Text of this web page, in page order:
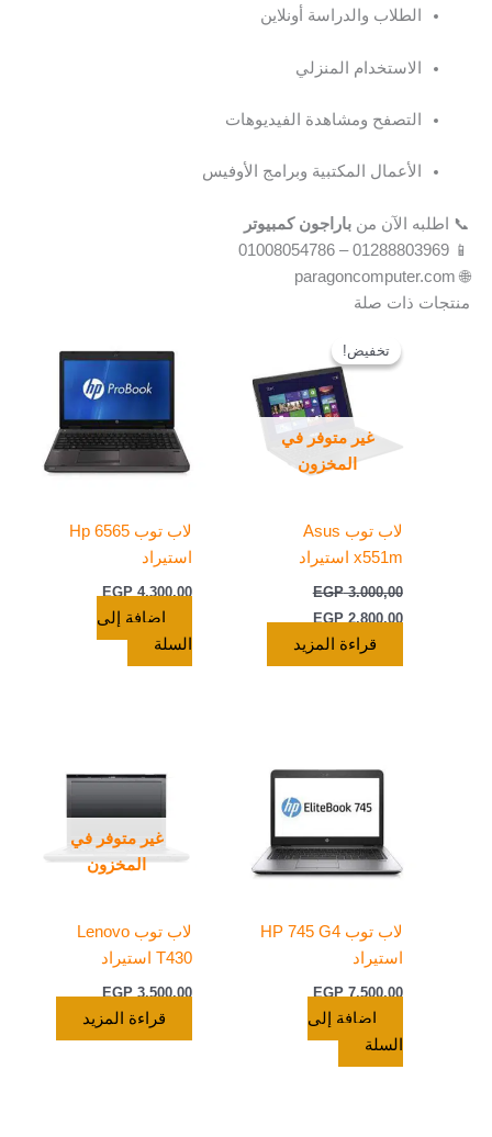
الطلاب والدراسة أونلاين
الاستخدام المنزلي
التصفح ومشاهدة الفيديوهات
الأعمال المكتبية وبرامج الأوفيس
📞 اطلبه الآن من باراجون كمبيوتر
📱 01288803969 – 01008054786
🌐 paragoncomputer.com
منتجات ذات صلة
تخفيض!
غير متوفر في
المخزون
تخفيض!
لاب توب Asus
x551m استيراد
EGP3.000,00
هو:
EGP 3.000,00.
EGP2.800,00
EGP 2.800,00.
قراءة المزيد
لاب توب Hp 6565
استيراد
EGP4.300,00
إضافة إلى
السلة
لاب توب HP 745 G4
استيراد
EGP7.500,00
إضافة إلى
السلة
غير متوفر في
المخزون
لاب توب Lenovo
T430 استيراد
EGP3.500,00
قراءة المزيد